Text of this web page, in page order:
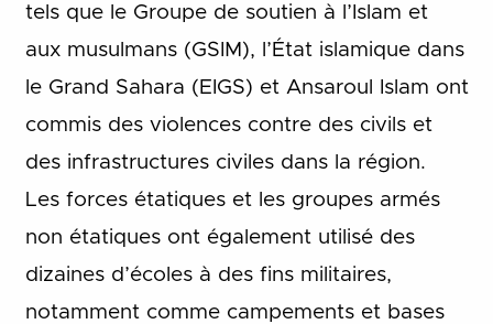
tels que le Groupe de soutien à l’Islam et
aux musulmans (GSIM), l’État islamique dans
le Grand Sahara (EIGS) et Ansaroul Islam ont
commis des violences contre des civils et
des infrastructures civiles dans la région.
Les forces étatiques et les groupes armés
non étatiques ont également utilisé des
dizaines d’écoles à des fins militaires,
notamment comme campements et bases